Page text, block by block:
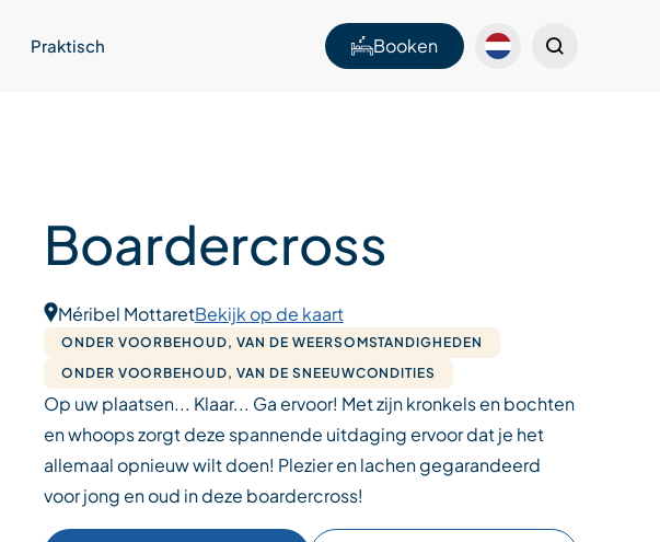
Praktisch Booken
Boardercross
Méribel MottaretBekijk op de kaart
ONDER VOORBEHOUD, VAN DE WEERSOMSTANDIGHEDEN
ONDER VOORBEHOUD, VAN DE SNEEUWCONDITIES
Op uw plaatsen... Klaar... Ga ervoor! Met zijn kronkels en bochten
en whoops zorgt deze spannende uitdaging ervoor dat je het
allemaal opnieuw wilt doen! Plezier en lachen gegarandeerd
voor jong en oud in deze boardercross!